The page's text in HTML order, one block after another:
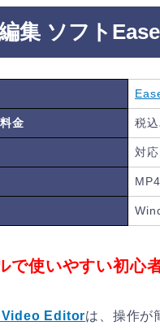
集 ソフト
金 税
対応
で使いやすい初心
Video Editorは、操作が